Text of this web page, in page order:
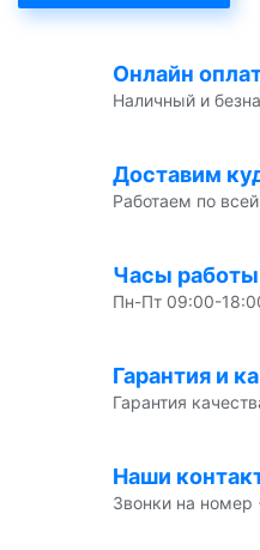
Онлайн
Наличный и
Доставим
Работаем по
Часы работы
Пн-Пт 09:00-
Гарантия и
Гарантия
Наши
Звонки на